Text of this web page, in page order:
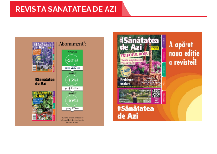
REVISTA SANATATEA DE AZI